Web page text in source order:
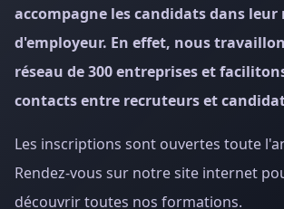
accompagne les candidats dans leur
d'employeur. En effet, nous
réseau de 300 entreprises et
contacts entre recruteurs et
Les inscriptions sont ouvertes toute
Rendez-vous sur notre site internet
découvrir toutes nos formations.